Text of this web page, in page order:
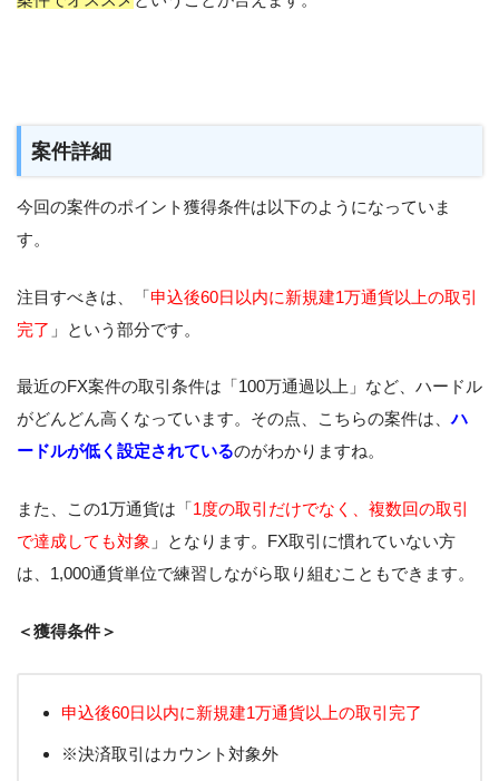
案件詳細
今回の案件のポイント獲得条件は以下のようになっていま
す。
注目すべきは、「申込後60日以内に新規建1万通貨以上の取引
完了 」という部分です。
最近のFX案件の取引条件は「100万通過以上」など、ハードル
がどんどん高くなっています。その点、こちらの案件は、ハ
ードルが低く設定されているのがわかりますね。
また、この1万通貨は「1度の取引だけでなく、複数回の取引
で達成しても対象 」となります。FX取引に慣れていない方
は、1,000通貨単位で練習しながら取り組むこともできます。
＜獲得条件＞
申込後60日以内に新規建1万通貨以上の取引完了
※決済取引はカウント対象外